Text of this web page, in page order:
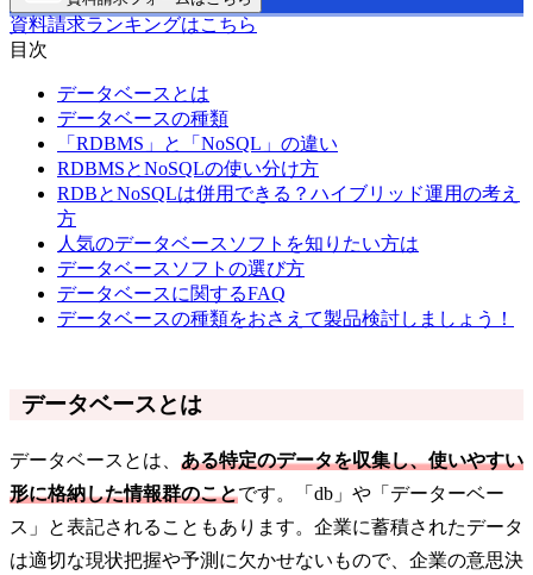
資料請求ランキングはこちら
目次
データベースとは
データベースの種類
「RDBMS」と「NoSQL」の違い
RDBMSとNoSQLの使い分け方
RDBとNoSQLは併用できる？ハイブリッド運用の考え
方
人気のデータベースソフトを知りたい方は
データベースソフトの選び方
データベースに関するFAQ
データベースの種類をおさえて製品検討しましょう！
データベースとは
データベースとは、 ある特定のデータを収集し、使いやすい
形に格納した情報群のことです。「db」や「データーベー
ス」と表記されることもあります。企業に蓄積されたデータ
は適切な現状把握や予測に欠かせないもので、企業の意思決